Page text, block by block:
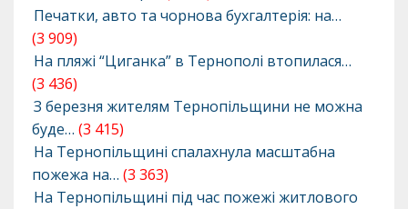
Печатки, авто та чорнова бухгалтерія: на…
(3 909)
На пляжі “Циганка” в Тернополі втопилася…
(3 436)
З березня жителям Тернопільщини не можна
буде… (3 415)
На Тернопільщині спалахнула масштабна
пожежа на… (3 363)
На Тернопільщині під час пожежі житлового